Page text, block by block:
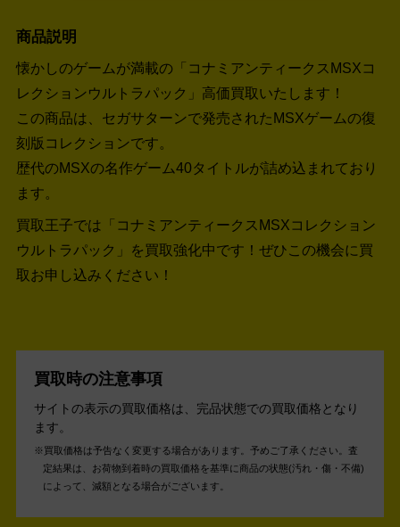
商品説明
懐かしのゲームが満載の「コナミアンティークスMSXコ
レクションウルトラパック」高価買取いたします！
この商品は、セガサターンで発売されたMSXゲームの復
刻版コレクションです。
歴代のMSXの名作ゲーム40タイトルが詰め込まれており
ます。
買取王子では「コナミアンティークスMSXコレクション
ウルトラパック」を買取強化中です！ ぜひこの機会に買
取お申し込みください！
買取時の注意事項
サイトの表示の買取価格は、完品状態での買取価格となり
ます。
買取価格は予告なく変更する場合があります。予めご了承ください。 査
定結果は、お荷物到着時の買取価格を基準に商品の状態(汚れ・傷・不備)
によって、減額となる場合がございます。